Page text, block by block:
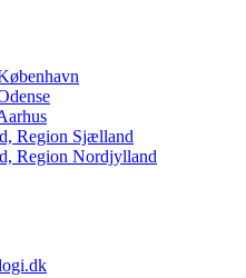
Region Sjælland
Region Nordjylland